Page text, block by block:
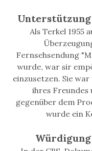
Als Terkel 1955
Fernsehsendung
wurde, war sir
einzusetzen. Sie
ihres Freundes
gegenüber dem
wurde ein
Würdigung